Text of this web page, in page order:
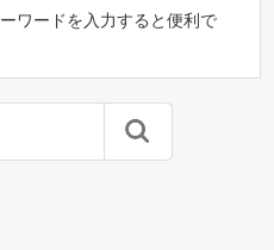
ワードを入力すると便利で